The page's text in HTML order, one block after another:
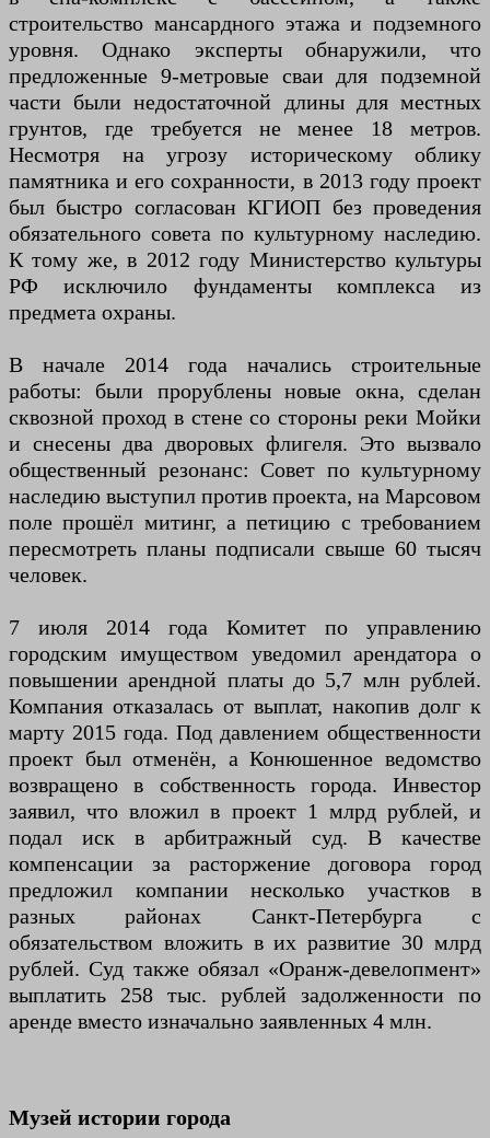
строительство мансардного этажа и подземного
уровня. Однако эксперты обнаружили, что
предложенные 9-метровые сваи для подземной
части были недостаточной длины для местных
грунтов, где требуется не менее 18 метров.
Несмотря на угрозу историческому облику
памятника и его сохранности, в 2013 году проект
был быстро согласован КГИОП без проведения
обязательного совета по культурному наследию.
К тому же, в 2012 году Министерство культуры
РФ исключило фундаменты комплекса из
предмета охраны.
В начале 2014 года начались строительные
работы: были прорублены новые окна, сделан
сквозной проход в стене со стороны реки Мойки
и снесены два дворовых флигеля. Это вызвало
общественный резонанс: Совет по культурному
наследию выступил против проекта, на Марсовом
поле прошёл митинг, а петицию с требованием
пересмотреть планы подписали свыше 60 тысяч
человек.
7 июля 2014 года Комитет по управлению
городским имуществом уведомил арендатора о
повышении арендной платы до 5,7 млн рублей.
Компания отказалась от выплат, накопив долг к
марту 2015 года. Под давлением общественности
проект был отменён, а Конюшенное ведомство
возвращено в собственность города. Инвестор
заявил, что вложил в проект 1 млрд рублей, и
подал иск в арбитражный суд. В качестве
компенсации за расторжение договора город
предложил компании несколько участков в
разных районах Санкт-Петербурга с
обязательством вложить в их развитие 30 млрд
рублей. Суд также обязал «Оранж-девелопмент»
выплатить 258 тыс. рублей задолженности по
аренде вместо изначально заявленных 4 млн.
Музей истории города